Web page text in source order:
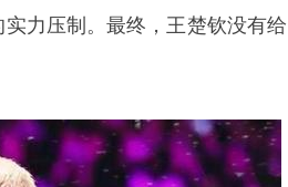
力压制。最终，王楚钦没有给